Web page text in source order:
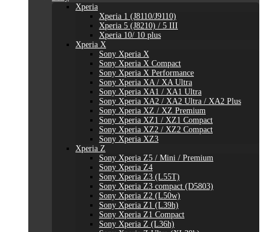
Xperia
Xperia 1 (J8110/J9110)
Xperia 5 (J8210) / 5 III
Xperia 10/ 10 plus
Xperia X
Sony Xperia X
Sony Xperia X Compact
Sony Xperia X Performance
Sony Xperia XA / XA Ultra
Sony Xperia XA1 / XA1 Ultra
Sony Xperia XA2 / XA2 Ultra / XA2 Plus
Sony Xperia XZ / XZ Premium
Sony Xperia XZ1 / XZ1 Compact
Sony Xperia XZ2 / XZ2 Compact
Sony Xperia XZ3
Xperia Z
Sony Xperia Z5 / Mini / Premium
Sony Xperia Z4
Sony Xperia Z3 (L55T)
Sony Xperia Z3 compact (D5803)
Sony Xperia Z2 (L50w)
Sony Xperia Z1 (L39h)
Sony Xperia Z1 Compact
Sony Xperia Z (L36h)